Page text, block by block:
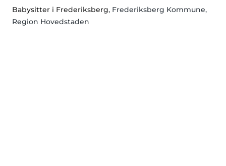
Babysitter i Frederiksberg, Frederiksberg Kommune,
Region Hovedstaden